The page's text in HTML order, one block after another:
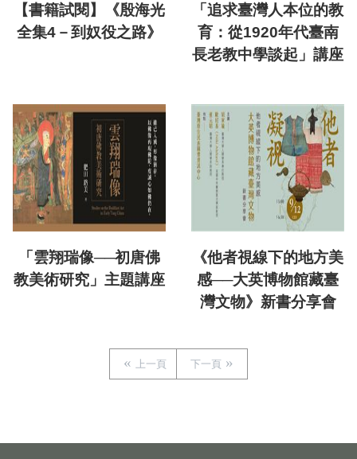
【書籍試閱】《殷海光
全集4－到奴役之路》
「追求臺灣人本位的教
育：從1920年代臺南
長老教中學談起」講座
「雲翔瑞像──初唐佛
教美術研究」主題講座
《他者視線下的地方美
感──大英博物館藏臺
灣文物》新書分享會
上一頁 下一頁